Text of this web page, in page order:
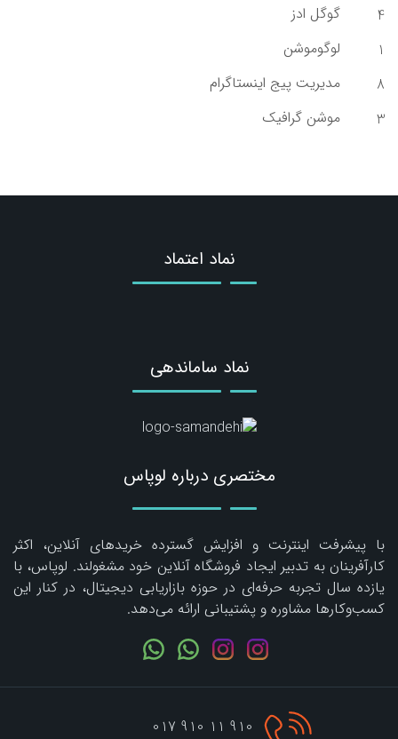
4
گوگل ادز
1
لوگوموشن
8
مدیریت پیج اینستاگرام
3
موشن گرافیک
مختصری درباره لوپاس
با پیشرفت اینترنت و افزایش گسترده خریدهای آنلاین، اکثر
کارآفرینان به تدبیر ایجاد فروشگاه آنلاین خود مشغولند. لوپاس، با
یازده سال تجربه حرفه‌ای در حوزه بازاریابی دیجیتال، در کنار این
کسب‌وکارها مشاوره و پشتیبانی ارائه می‌دهد.
نماد اعتماد
نماد ساماندهی
910 11 910 017